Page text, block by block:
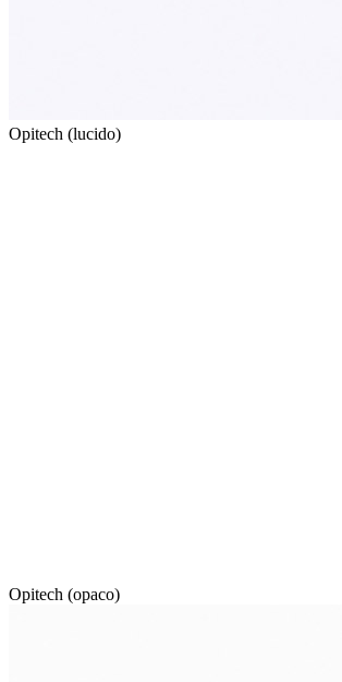
Opitech (lucido)
Opitech (opaco)